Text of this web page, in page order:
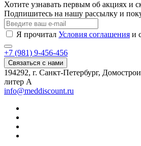
Хотите узнавать первым об акциях и
Подпишитесь на нашу рассылку и
Я прочитал Условия соглашения и
+7 (981) 9-456-456
Связаться с нами
194292, г. Санкт-Петербург,
литер А
info@meddiscount.ru